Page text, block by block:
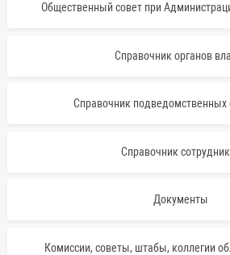
Общественный совет при
Справочник органов
Справочник подведомственных
Справочник
Документы
Комиссии, советы, штабы, коллегии